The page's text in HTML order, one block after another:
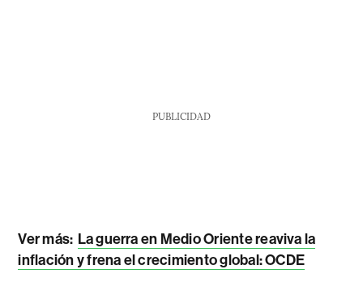
PUBLICIDAD
Ver más: La guerra en Medio Oriente reaviva la
inflación y frena el crecimiento global: OCDE